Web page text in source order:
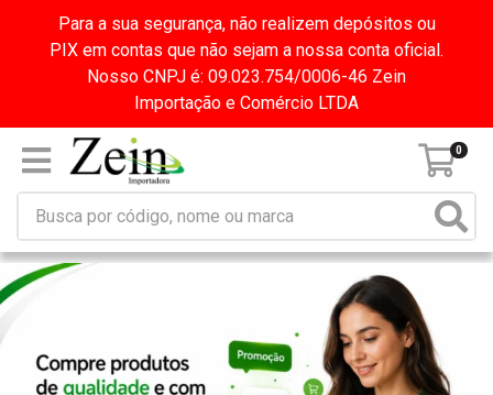
Para a sua segurança, não realizem depósitos ou
PIX em contas que não sejam a nossa conta oficial.
Nosso CNPJ é: 09.023.754/0006-46 Zein
Importação e Comércio LTDA
0